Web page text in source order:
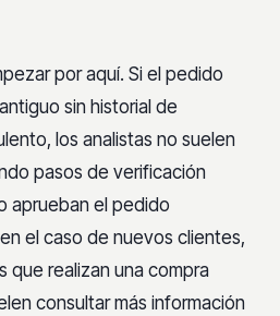
por aquí. Si el pedido
sin historial de
los analistas no suelen
pasos de verificación
aprueban el pedido
el caso de nuevos clientes,
que realizan una compra
consultar más información